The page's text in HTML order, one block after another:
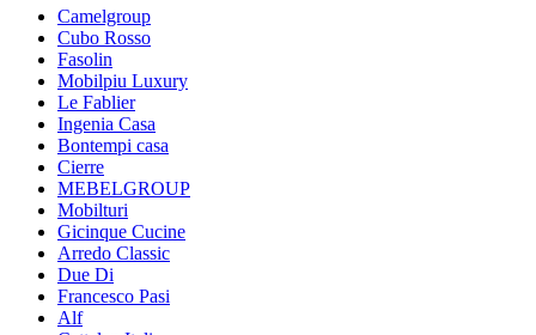
Camelgroup
Cubo Rosso
Fasolin
Mobilpiu Luxury
Le Fablier
Ingenia Casa
Bontempi casa
Cierre
MEBELGROUP
Mobilturi
Gicinque Cucine
Arredo Classic
Due Di
Francesco Pasi
Alf